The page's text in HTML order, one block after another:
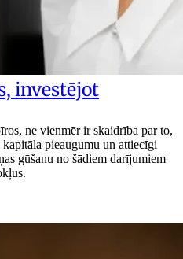
investējot
ne vienmēr ir skaidrība par to,
pieaugumu un attiecīgi
gūšanu no šādiem darījumiem